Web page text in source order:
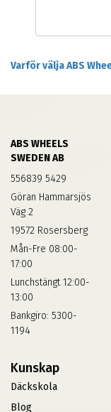
Varför välja ABS
ABS WHEELS
SWEDEN AB
556839 5429
Göran Hammarsjös
Väg 2
19572 Rosersberg
Mån-Fre 08:00-
17:00
Lunchstängt 12:00-
13:00
Bankgiro: 5300-
1194
Kunskap
Däckskola
Blog